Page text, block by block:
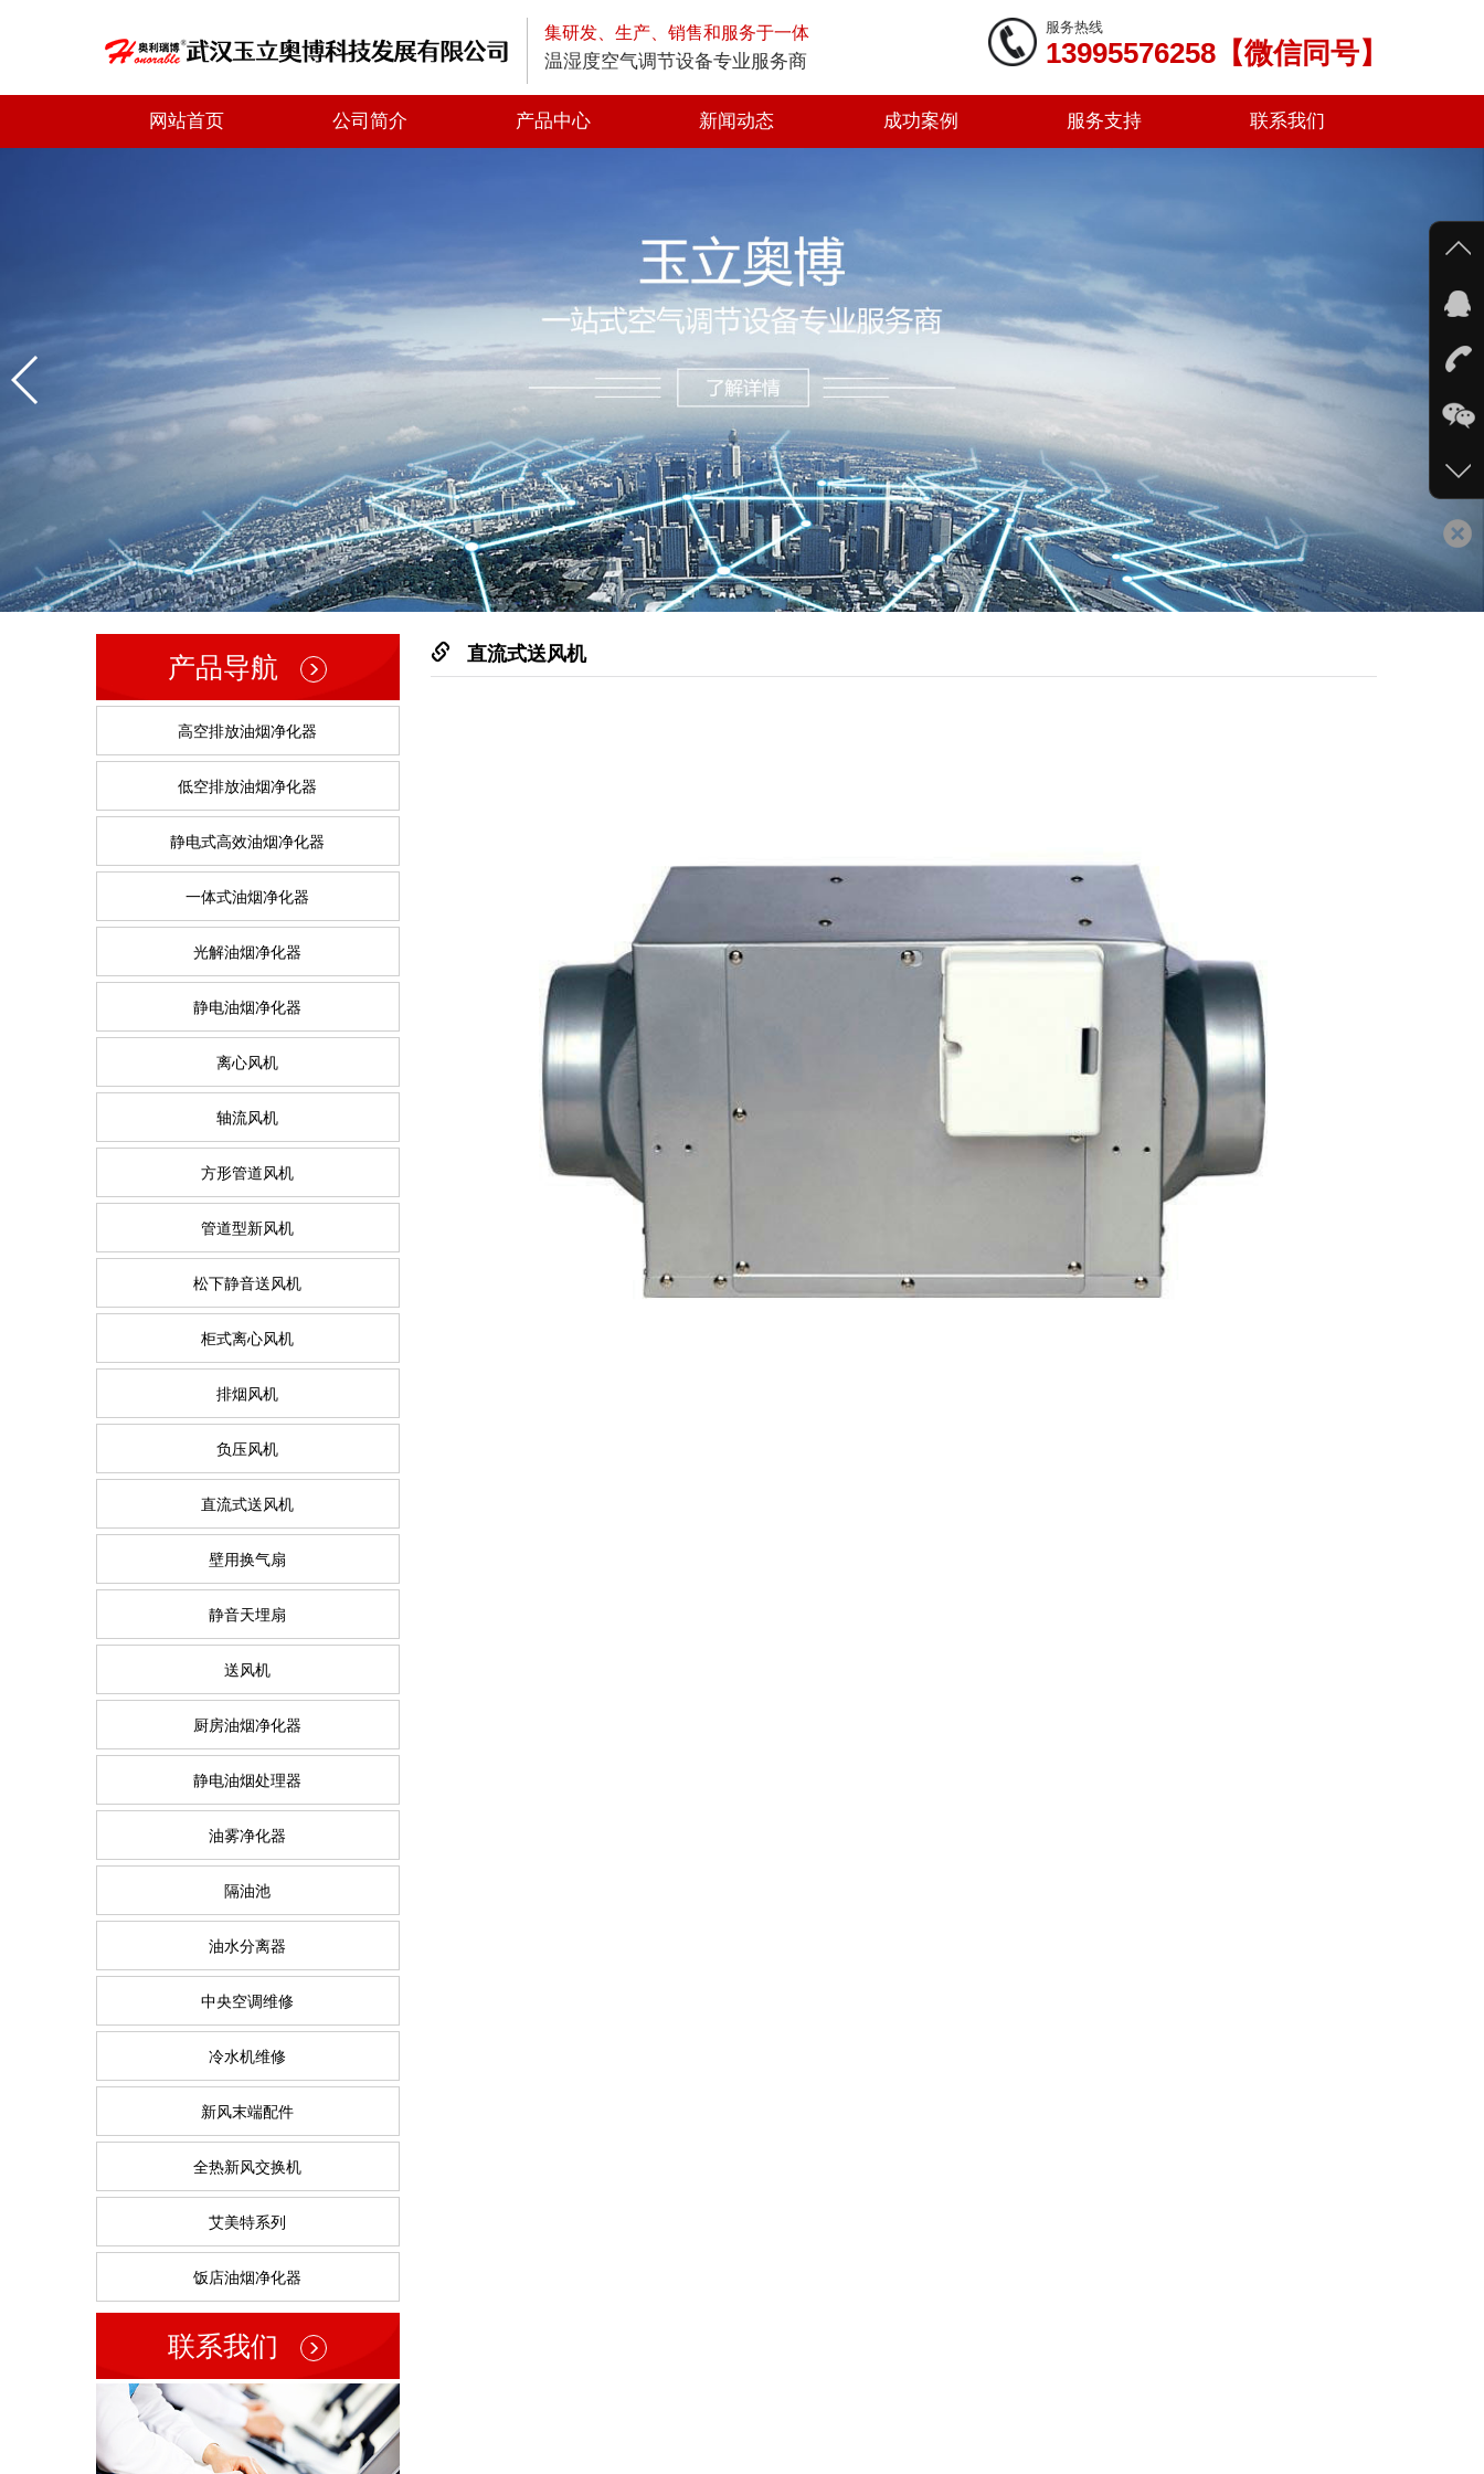
集研发、生产、销售和服务于一体
温湿度空气调节设备专业服务商
服务热线
13995576258【微信同号】
网站首页 公司简介 产品中心
一体式油烟净化器
光解油烟净化器
静电油烟净化器
轴流风机
方形管道风机
管道型新风机
松下静音送风机
柜式离心风机
排烟风机
油雾净化器
隔油池
油水分离器
中央空调维修
冷水机维修
新风末端配件
新闻动态 成功案例 服务支持 联系我们
产品导航
高空排放油烟净化器
低空排放油烟净化器
静电式高效油烟净化器
一体式油烟净化器
光解油烟净化器
静电油烟净化器
离心风机
轴流风机
方形管道风机
管道型新风机
松下静音送风机
柜式离心风机
排烟风机
负压风机
直流式送风机
壁用换气扇
静音天埋扇
送风机
厨房油烟净化器
静电油烟处理器
油雾净化器
隔油池
油水分离器
中央空调维修
冷水机维修
新风末端配件
全热新风交换机
艾美特系列
饭店油烟净化器
联系我们
直流式送风机